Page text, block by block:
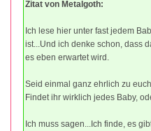
Zitat von Metalgoth:
Ich lese hier unter fast jedem
ist...Und ich denke schon, dass
es eben erwartet wird.
Seid einmal ganz ehrlich zu
Findet ihr wirklich jedes Baby,
Ich muss sagen...Ich finde, es